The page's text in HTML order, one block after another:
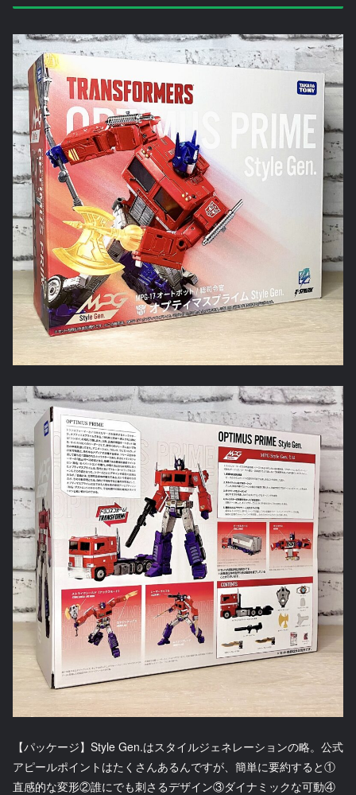
【パッケージ】Style Gen.はスタイルジェネレーションの略。公式
アピールポイントはたくさんあるんですが、簡単に要約すると①
直感的な変形②誰にでも刺さるデザイン③ダイナミックな可動④